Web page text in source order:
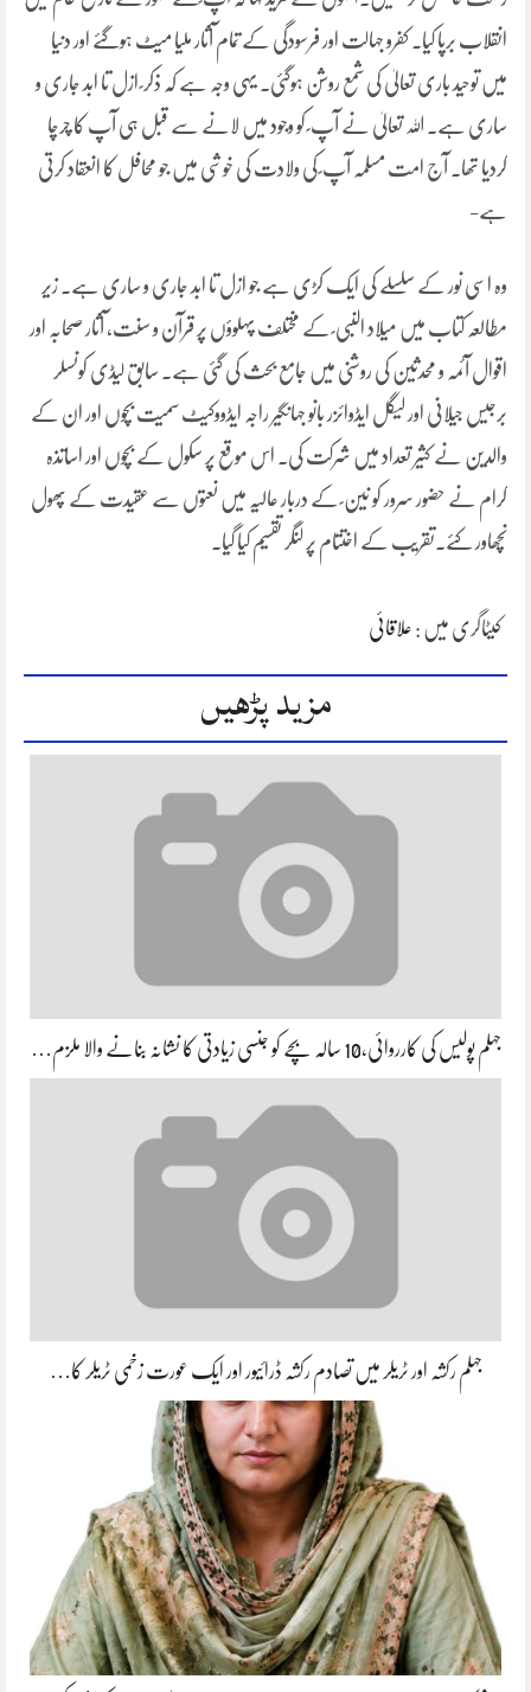
انقلاب برپا کیا۔ کفرو جہالت اور فرسودگی کے تمام آثار ملیا میٹ ہوگئے اور دنیا
میں توحید باری تعالیٰ کی شمع روشن ہوگئی۔ یہی وجہ ہے کہ ذکر ؐ ازل تا ابد جاری و
ساری ہے۔ اللہ تعالیٰ نے آپ ؐ کو وجود میں لانے سے قبل ہی آپ کا چرچا
کردیا تھا۔ آج امت مسلمہ آپ ؐ کی ولادت کی خوشی میں جو محافل کا انعقاد کرتی
ہے-
وہ اسی نور کے سلسلے کی ایک کڑی ہے جو ازل تا ابد جاری و ساری ہے۔ زیر
مطالعہ کتاب میں میلاد النبی ؐ کے مختلف پہلوؤں پر قرآن و سنت، آثار صحابہ اور
اقوال آئمہ و محدثین کی روشنی میں جامع بحث کی گئی ہے۔ سابق لیڈی کونسلر
برجیس جیلانی اور لیگل ایڈوائزر بانو جہانگیر راجہ ایڈووکیٹ سمیت بچوں اور ان کے
والدین نے کثیر تعداد میں شرکت کی۔ اس موقع پر سکول کے بچوں اور اساتذہ
کرام نے حضور سرور کو نین ؐ کے دربار عالیہ میں نعتوں سے عقیدت کے پھول
نچھاور کئے۔تقریب کے اختتام پر لنگر تقسیم کیا گیا۔
کیٹاگری میں : علاقائی
مزید پڑھیں
جہلم پولیس کی کارروائی،10 سالہ بچے کو جنسی زیادتی کا نشانہ بنانے والا ملزم…
جہلم رکشہ اور ٹریلر میں تصادم رکشہ ڈرائیور اور ایک عورت زخمی ٹریلر کا…